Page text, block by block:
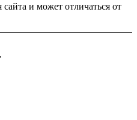
и может отличаться от